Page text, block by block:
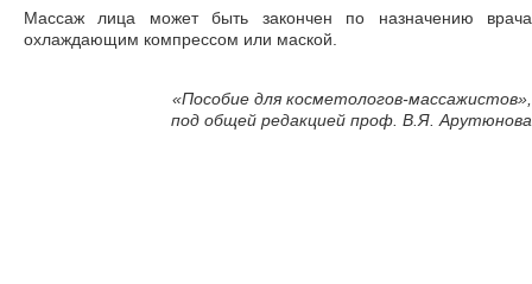
Массаж лица может быть закончен по назначению врача
охлаждающим компрессом или маской.
«Пособие для косметологов-массажистов»,
под общей редакцией проф. В.Я. Арутюнова